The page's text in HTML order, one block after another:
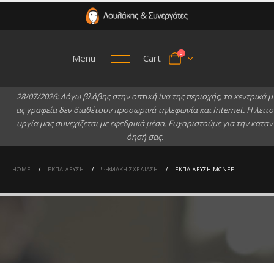
Menu Cart 0
28/07/2026:Λόγω βλάβης στην οπτική ίνα της περιοχής, τα κεντρικά μ
ας γραφεία δεν διαθέτουν προσωρινά τηλεφωνία και Internet. Ηλειτο
υργία μας συνεχίζεται με εφεδρικά μέσα. Ευχαριστούμε για την καταν
όησή σας.
HOME ΕΚΠΑΊΔΕΥΣΗ ΨΗΦΙΑΚΉ ΣΧΕΔΊΑΣΗ ΕΚΠΑΊΔΕΥΣΗ MCNEEL